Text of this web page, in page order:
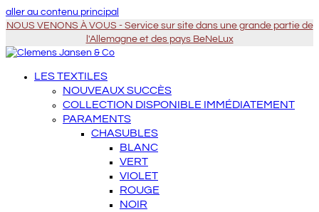
aller au contenu principal
NOUS VENONS À VOUS - Service sur site dans une grande partie de
l'Allemagne et des pays BeNeLux
LES TEXTILES
NOUVEAUX SUCCÈS
COLLECTION DISPONIBLE IMMÉDIATEMENT
PARAMENTS
CHASUBLES
BLANC
VERT
VIOLET
ROUGE
NOIR